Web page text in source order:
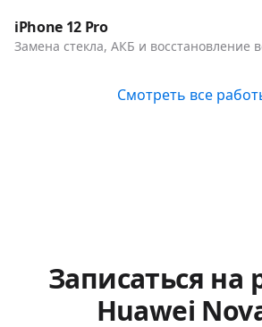
Телефоны
iPhone 12 Pro
Замена стекла, АКБ и восстановление
Смотреть все
Записаться на
Huawei